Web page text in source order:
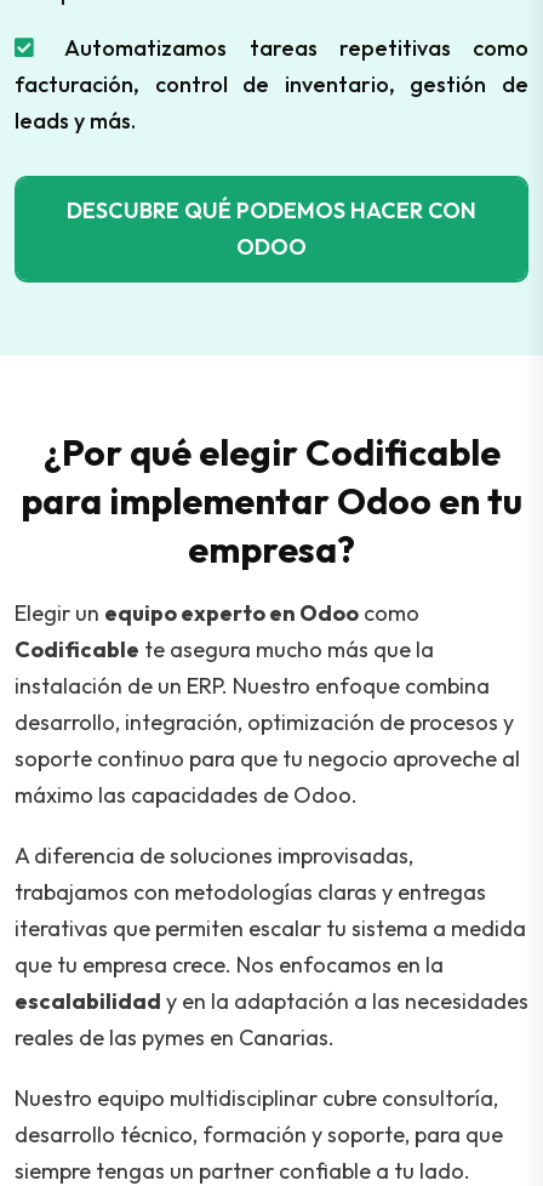
Automatizamos tareas repetitivas como
facturación, control de inventario, gestión de
leads y más.
DESCUBRE QUÉ PODEMOS HACER CON
ODOO
¿Por qué elegir Codificable
para implementar Odoo en tu
empresa?
Elegir un equipo experto en Odoo como
Codificable te asegura mucho más que la
instalación de un ERP. Nuestro enfoque combina
desarrollo, integración, optimización de procesos y
soporte continuo para que tu negocio aproveche al
máximo las capacidades de Odoo.
A diferencia de soluciones improvisadas,
trabajamos con metodologías claras y entregas
iterativas que permiten escalar tu sistema a medida
que tu empresa crece. Nos enfocamos en la
escalabilidad y en la adaptación a las necesidades
reales de las pymes en Canarias.
Nuestro equipo multidisciplinar cubre consultoría,
desarrollo técnico, formación y soporte, para que
siempre tengas un partner confiable a tu lado.